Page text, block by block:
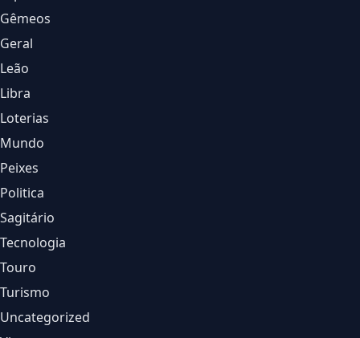
Gêmeos
Geral
Leão
Libra
Loterias
Mundo
Peixes
Politica
Sagitário
Tecnologia
Touro
Turismo
Uncategorized